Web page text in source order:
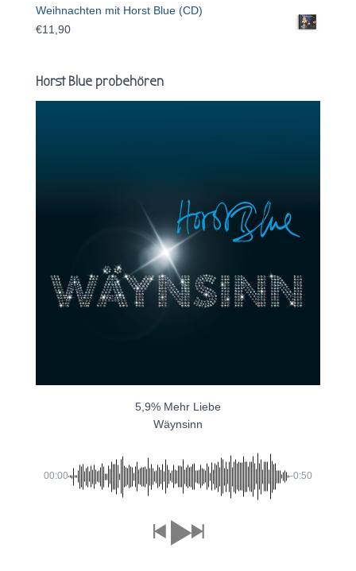
Weihnachten mit Horst Blue (CD)
€11,90
Horst Blue probehören
5,9% Mehr Liebe
Wäynsinn
00:00 -0:50